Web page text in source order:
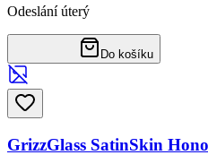
Odeslání úterý
Do košíku
GrizzGlass SatinSkin